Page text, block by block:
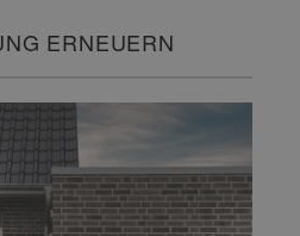
ERNEUERN